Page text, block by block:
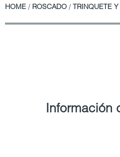
HOME / ROSCADO / TRINQUETE
Información